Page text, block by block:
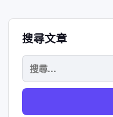
分
搜尋文章
搜
尋
關